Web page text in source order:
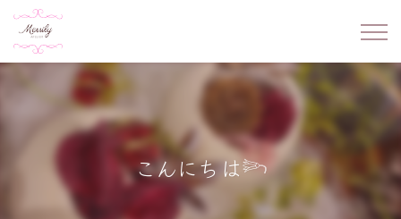
こんにちは𓆸